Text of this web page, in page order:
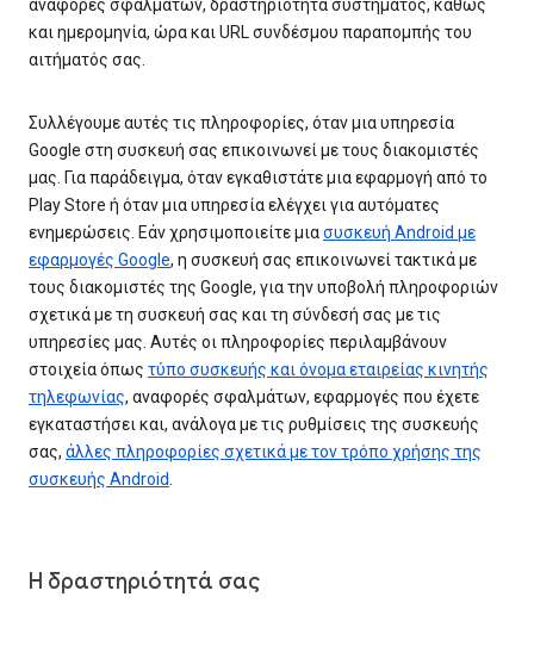
αναφορές σφαλμάτων, δραστηριότητα συστήματος, καθώς
και ημερομηνία, ώρα και URL συνδέσμου παραπομπής του
αιτήματός σας.
Συλλέγουμε αυτές τις πληροφορίες, όταν μια υπηρεσία
Google στη συσκευή σας επικοινωνεί με τους διακομιστές
μας. Για παράδειγμα, όταν εγκαθιστάτε μια εφαρμογή από το
Play Store ή όταν μια υπηρεσία ελέγχει για αυτόματες
ενημερώσεις. Εάν χρησιμοποιείτε μιασυσκευή Android με
εφαρμογές Google, η συσκευή σας επικοινωνεί τακτικά με
τους διακομιστές της Google, για την υποβολή πληροφοριών
σχετικά με τη συσκευή σας και τη σύνδεσή σας με τις
υπηρεσίες μας. Αυτές οι πληροφορίες περιλαμβάνουν
στοιχεία όπως τύπο συσκευής και όνομα εταιρείας κινητής
τηλεφωνίας, αναφορές σφαλμάτων, εφαρμογές που έχετε
εγκαταστήσει και, ανάλογα με τις ρυθμίσεις της συσκευής
σας, άλλες πληροφορίες σχετικά με τον τρόπο χρήσης της
συσκευής Android.
Η δραστηριότητά σας